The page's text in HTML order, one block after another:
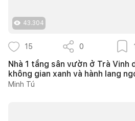
43.304
15 0
Nhà 1 tầng sân vườn ở Trà Vinh
không gian xanh và hành lang
Minh Tú